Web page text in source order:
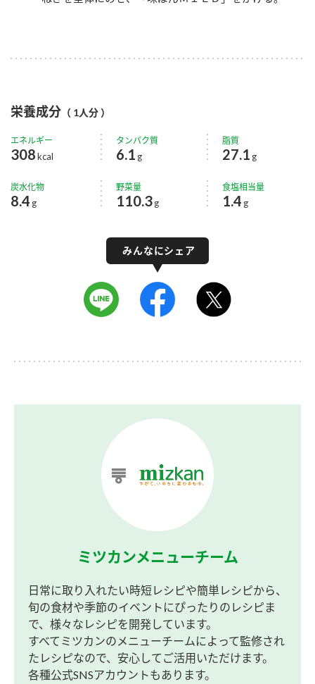
栄養成分 （ 1人分 ）
エネルギー
308kcal
タンパク質
6.1 g
脂質
27.1 g
炭水化物
8.4 g
野菜量
110.3g
食塩相当量
1.4 g
ミツカンメニューチーム
日常に取り入れたい時短レシピや簡単レシピから、
旬の食材や季節のイベントにぴったりのレシピま
で、様々なレシピを開発しています。
すべてミツカンのメニューチームによって監修され
たレシピなので、安心してご活用いただけます。
各種公式SNSアカウントもあります。